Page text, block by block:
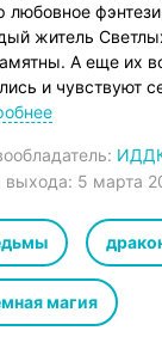
любовное
житель
А еще их
и чувствуют
в Темных
светлой
И все бы
боевого мага,
темные или
выхода: 5 марта
магия